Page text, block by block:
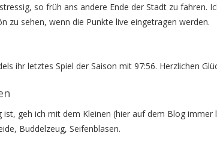
so früh ans andere Ende der Stadt zu fahren.
zu sehen, wenn die Punkte live eingetragen werden.
ihr letztes Spiel der Saison mit 97:56. Herzlichen
ist, geh ich mit dem Kleinen (hier auf dem Blog
Buddelzeug, Seifenblasen.